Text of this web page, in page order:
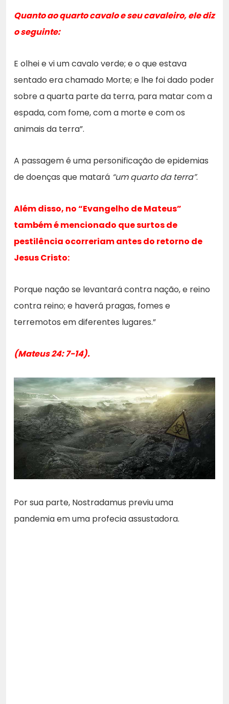
Quanto ao quarto cavalo e seu cavaleiro, ele diz
o seguinte:
E olhei e vi um cavalo verde; e o que estava
sentado era chamado Morte; e lhe foi dado poder
sobre a quarta parte da terra, para matar com a
espada, com fome, com a morte e com os
animais da terra”.
A passagem é uma personificação de epidemias
de doenças que matará “um quarto da terra”.
Além disso, no “Evangelho de Mateus”
também é mencionado que surtos de
pestilência ocorreriam antes do retorno de
Jesus Cristo:
Porque nação se levantará contra nação, e reino
contra reino; e haverá pragas, fomes e
terremotos em diferentes lugares.”
(Mateus 24: 7-14).
Por sua parte, Nostradamus previu uma
pandemia em uma profecia assustadora.